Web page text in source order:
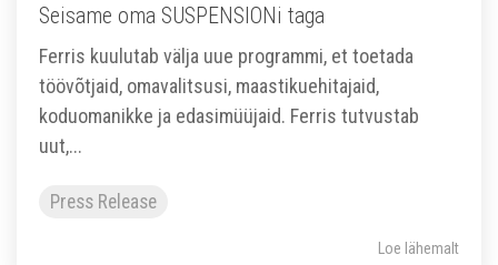
Seisame oma SUSPENSIONi taga
Ferris kuulutab välja uue programmi, et toetada
töövõtjaid, omavalitsusi, maastikuehitajaid,
koduomanikke ja edasimüüjaid. Ferris tutvustab
uut,...
Press Release
Loe lähemalt